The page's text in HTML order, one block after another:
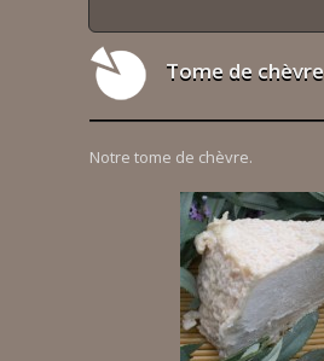
Tome de chèvre
Notre tome de chèvre.